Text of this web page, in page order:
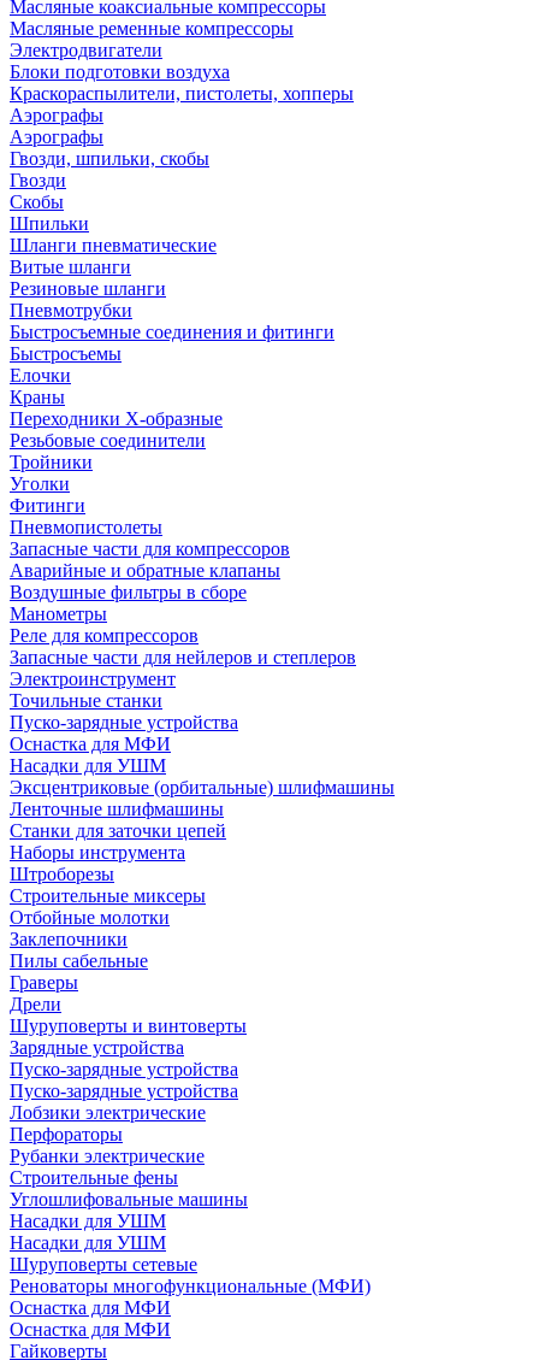
Масляные коаксиальные компрессоры
Масляные ременные компрессоры
Электродвигатели
Блоки подготовки воздуха
Краскораспылители, пистолеты, хопперы
Аэрографы
Аэрографы
Гвозди, шпильки, скобы
Гвозди
Скобы
Шпильки
Шланги пневматические
Витые шланги
Резиновые шланги
Пневмотрубки
Быстросъемные соединения и фитинги
Быстросъемы
Елочки
Краны
Переходники Х-образные
Резьбовые соединители
Тройники
Уголки
Фитинги
Пневмопистолеты
Запасные части для компрессоров
Аварийные и обратные клапаны
Воздушные фильтры в сборе
Манометры
Реле для компрессоров
Запасные части для нейлеров и степлеров
Электроинструмент
Точильные станки
Пуско-зарядные устройства
Оснастка для МФИ
Насадки для УШМ
Эксцентриковые (орбитальные) шлифмашины
Ленточные шлифмашины
Станки для заточки цепей
Наборы инструмента
Штроборезы
Строительные миксеры
Отбойные молотки
Заклепочники
Пилы сабельные
Граверы
Дрели
Шуруповерты и винтоверты
Зарядные устройства
Пуско-зарядные устройства
Пуско-зарядные устройства
Лобзики электрические
Перфораторы
Рубанки электрические
Строительные фены
Углошлифовальные машины
Насадки для УШМ
Насадки для УШМ
Шуруповерты сетевые
Реноваторы многофункциональные (МФИ)
Оснастка для МФИ
Оснастка для МФИ
Гайковерты